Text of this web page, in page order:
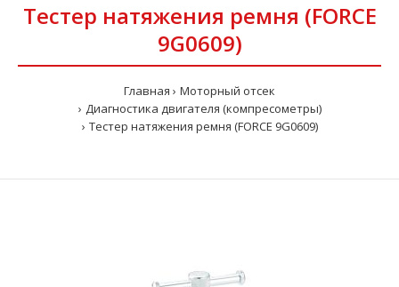
Тестер натяжения ремня (FORCE
9G0609)
Главная
Моторный отсек
Диагностика двигателя (компресометры)
Тестер натяжения ремня (FORCE 9G0609)